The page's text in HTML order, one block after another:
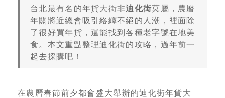
台北最有名的年貨大街非迪化街莫屬，農曆
年關將近總會吸引絡繹不絕的人潮，裡面除
了很好買年貨，還能找到各種老字號在地美
食。本文重點整理迪化街的攻略，過年前一
起去採購吧！
在農曆春節前夕都會盛大舉辦的迪化街年貨大